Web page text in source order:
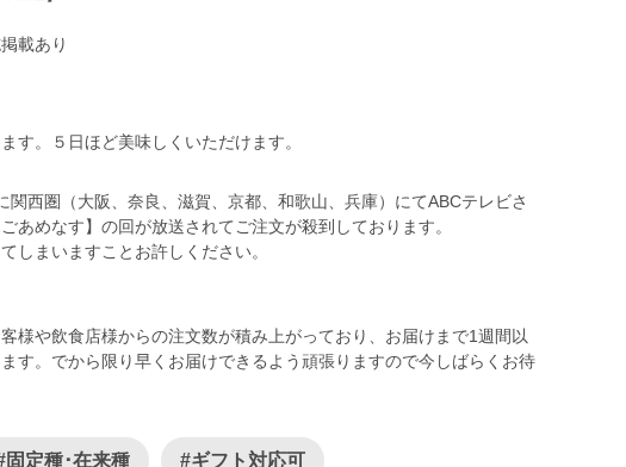
載あり
す。５日ほど美味しくいただけます。
関西圏（大阪、奈良、滋賀、京都、和歌山、兵庫）にてABCテレビさ
あめなす】の回が放送されてご注文が殺到しております。
しまいますことお許しください。
様や飲食店様からの注文数が積み上がっており、お届けまで1週間以
す。でから限り早くお届けできるよう頑張りますので今しばらくお待
固定種･在来種 #ギフト対応可